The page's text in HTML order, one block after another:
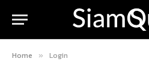
Home » Login